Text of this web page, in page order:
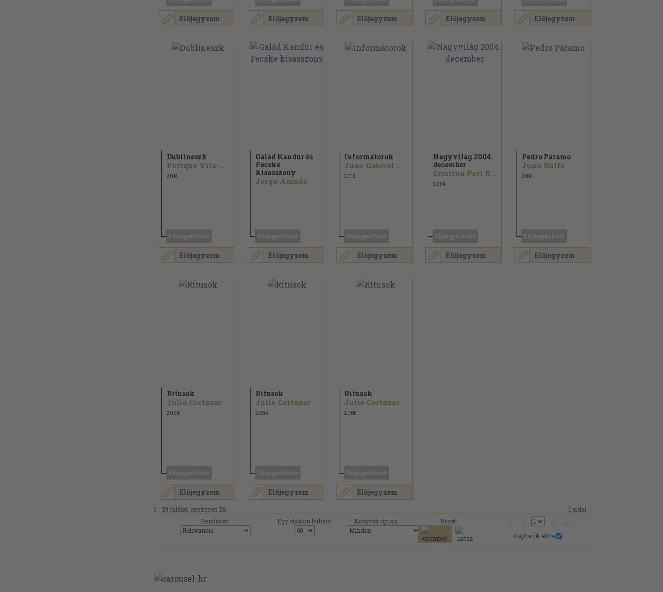
Előjegyzem Előjegyzem Előjegyzem Előjegyzem Előjegyzem
Előjegyzem
Dublineszk
Enrique Vila-Matas
2014
Előjegyzem
Galád Kandúr és
Fecske
kisasszony
Jorge Amado
Előjegyzem
Informátorok
Juan Gabriel Vásquez
2012
Előjegyzem
Nagyvilág 2004.
december
Cristina Peri Rossi...
2004
Előjegyzem
Pedro Páramo
Juan Rulfo
2014
Előjegyzem
Rítusok
Julio Cortázar
2006
Előjegyzem
Rítusok
Julio Cortázar
2004
Előjegyzem
Rítusok
Julio Cortázar
2005
1 - 28 találat, összesen 28.
1 oldal
Rendezés:
Egy oldalon látható: Könyvek típusa:
Nézet:
Kaphatók előre: